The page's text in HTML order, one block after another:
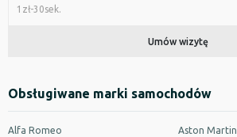
1zł-30sek.
Umów wizytę
Obsługiwane marki samochodów
Alfa Romeo
Aston Martin